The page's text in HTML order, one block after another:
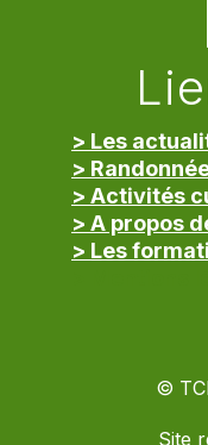
> Les
>
> Activités
> A propos
> Les
©
Site